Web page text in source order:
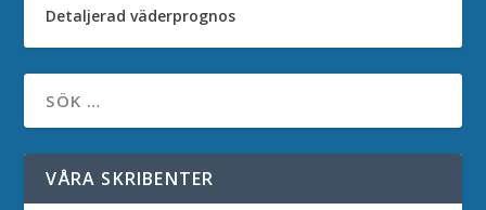
Detaljerad väderprognos
VÅRA SKRIBENTER